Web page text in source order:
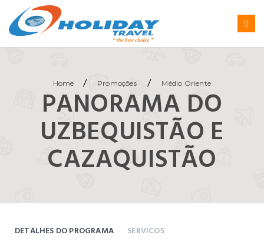
Home / Promoções / Médio Oriente
PANORAMA DO
UZBEQUISTÃO E
CAZAQUISTÃO
DETALHES DO PROGRAMA
SERVICOS